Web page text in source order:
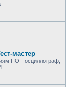
мастер
ПО - осциллограф,